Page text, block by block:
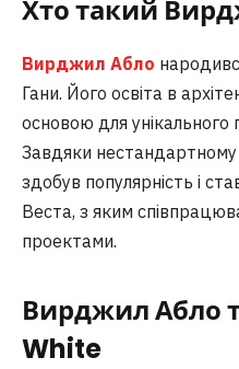
Хто такий
Вирджил Абло
Гани. Його освіта в
основою для унікального
Завдяки
здобув популярність і
Веста, з яким
проектами.
Вирджил Абло
White